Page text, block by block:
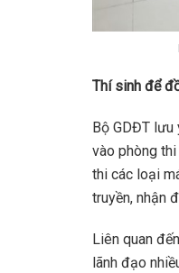
Thí sinh để
Bộ GDĐT
vào phòng
thi các loại
truyền, nhận
Liên quan
lãnh đạo